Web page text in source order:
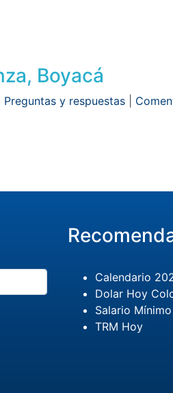
Boyacá
Preguntas y respuestas|
Calendario
Dolar Hoy
Salario
TRM Hoy